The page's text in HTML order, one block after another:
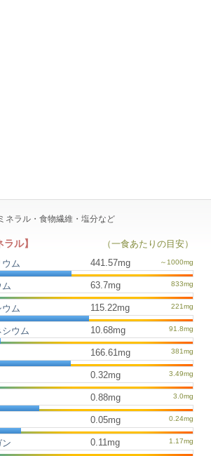
ネラル・食物繊維・塩分など
ラル】
（一食あたりの目安）
ム
441.57mg
ム 63.7mg
ウム 115.22mg
シウム 10.68mg
166.61mg
0.32mg
0.88mg
0.05mg
ン 0.11mg